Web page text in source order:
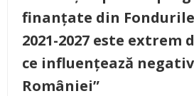
finanțate din
2021-2027 este extrem
ce influențează
României”